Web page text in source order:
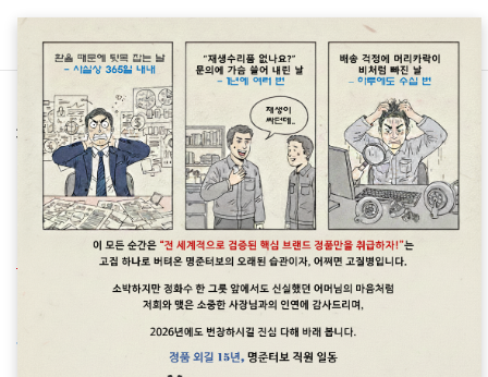
차종별 터보차저 정보/포르쉐 Porsche
포르쉐(Porsche)파나메라 turbo S
터보차저정보<명준 Turbo ATD>
명준 Turbo ATD 2020. 7. 7. 07:25
포르쉐(Porsche)파나메라 터보는 웨스트게이트문제가 있습니